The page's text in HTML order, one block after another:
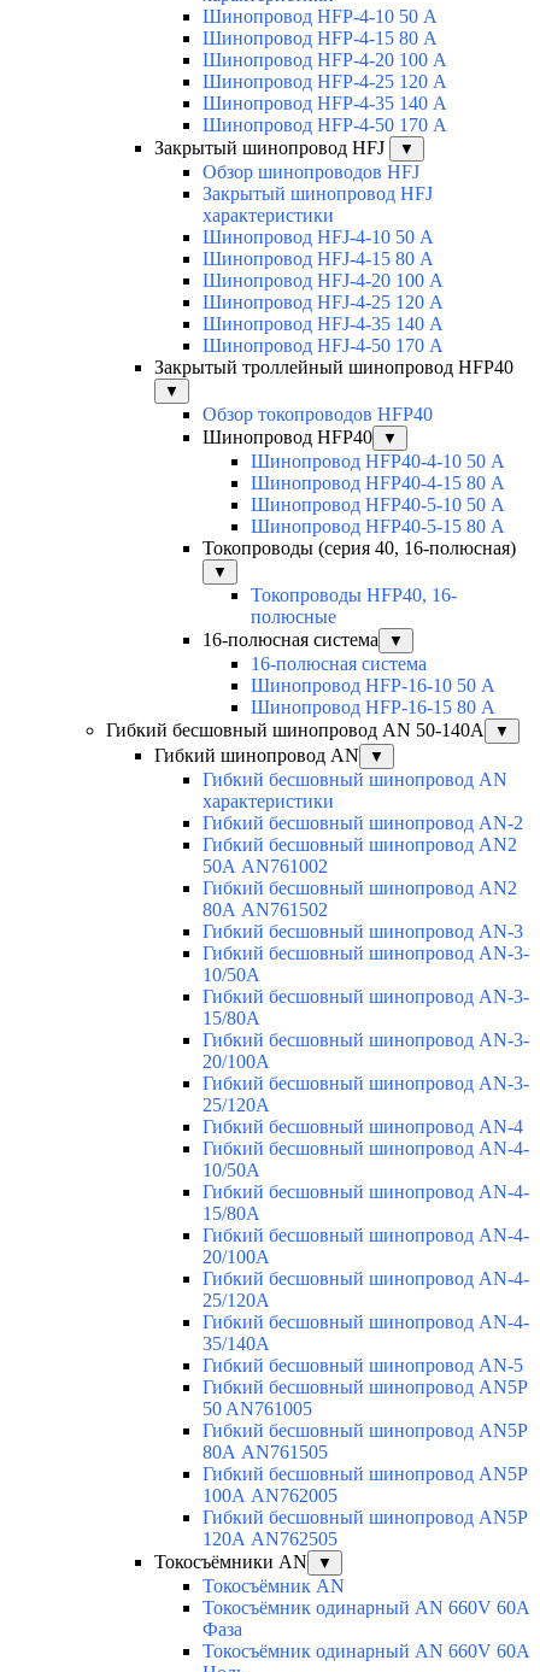
Шинопровод HFP-4-10 50 А
Шинопровод HFP-4-15 80 А
Шинопровод HFP-4-20 100 А
Шинопровод HFP-4-25 120 А
Шинопровод HFP-4-35 140 А
Шинопровод HFP-4-50 170 А
Закрытый шинопровод HFJ
▼
Обзор шинопроводов HFJ
Закрытый шинопровод HFJ
характеристики
Шинопровод HFJ-4-10 50 А
Шинопровод HFJ-4-15 80 А
Шинопровод HFJ-4-20 100 А
Шинопровод HFJ-4-25 120 А
Шинопровод HFJ-4-35 140 А
Шинопровод HFJ-4-50 170 А
Закрытый троллейный шинопровод HFP40
▼
Обзор токопроводов HFP40
Шинопровод HFP40
▼
Шинопровод HFP40-4-10 50 А
Шинопровод HFP40-4-15 80 А
Шинопровод HFP40-5-10 50 А
Шинопровод HFP40-5-15 80 А
Токопроводы (серия 40, 16-полюсная)
▼
Токопроводы HFP40, 16-
полюсные
16-полюсная система
▼
16-полюсная система
Шинопровод HFP-16-10 50 А
Шинопровод HFP-16-15 80 А
Гибкий бесшовный шинопровод AN 50-140А
▼
Гибкий шинопровод AN ▼
Гибкий бесшовный шинопровод AN
характеристики
Гибкий бесшовный шинопровод AN-2
Гибкий бесшовный шинопровод AN2
50А AN761002
Гибкий бесшовный шинопровод AN2
80А AN761502
Гибкий бесшовный шинопровод AN-3
Гибкий бесшовный шинопровод AN-3-
10/50A
Гибкий бесшовный шинопровод AN-3-
15/80A
Гибкий бесшовный шинопровод AN-3-
20/100A
Гибкий бесшовный шинопровод AN-3-
25/120A
Гибкий бесшовный шинопровод AN-4
Гибкий бесшовный шинопровод AN-4-
10/50A
Гибкий бесшовный шинопровод AN-4-
15/80A
Гибкий бесшовный шинопровод AN-4-
20/100A
Гибкий бесшовный шинопровод AN-4-
25/120A
Гибкий бесшовный шинопровод AN-4-
35/140A
Гибкий бесшовный шинопровод AN-5
Гибкий бесшовный шинопровод AN5P
50 AN761005
Гибкий бесшовный шинопровод AN5P
80А AN761505
Гибкий бесшовный шинопровод AN5P
100А AN762005
Гибкий бесшовный шинопровод AN5P
120А AN762505
Токосъёмники AN
▼
Токосъёмник AN
Токосъёмник одинарный AN 660V 60A
Фаза
Токосъёмник одинарный AN 660V 60A